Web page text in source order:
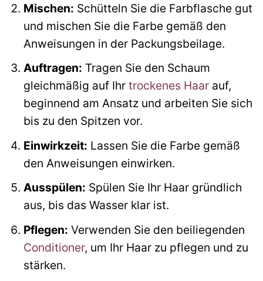
Mischen: Schütteln Sie die Farbflasche gut
und mischen Sie die Farbe gemäß den
Anweisungen in der Packungsbeilage.
Auftragen: Tragen Sie den Schaum
gleichmäßig auf Ihr trockenes Haarauf,
beginnend am Ansatz und arbeiten Sie sich
bis zu den Spitzen vor.
Einwirkzeit: Lassen Sie die Farbe gemäß
den Anweisungen einwirken.
Ausspülen: Spülen Sie Ihr Haar gründlich
aus, bis das Wasser klar ist.
Pflegen: Verwenden Sie den beiliegenden
Conditioner, um Ihr Haar zu pflegen und zu
stärken.